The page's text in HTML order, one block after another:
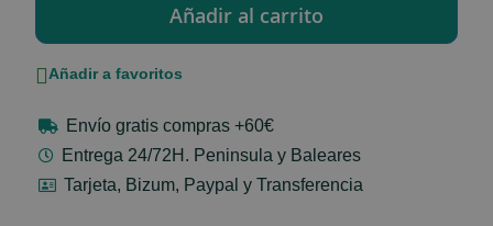
Añadir a favoritos
Envío gratis compras +60€
Entrega 24/72H. Peninsula y Baleares
Tarjeta, Bizum, Paypal y Transferencia